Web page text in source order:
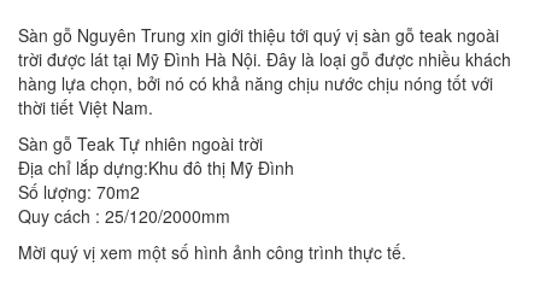
Sàn gỗ Nguyên Trung xin giới thiệu tới quý vị sàn gỗ teak ngoài
trời được lát tại Mỹ Đình Hà Nội. Đây là loại gỗ được nhiều khách
hàng lựa chọn, bởi nó có khả năng chịu nước chịu nóng tốt với
thời tiết Việt Nam.
Sàn gỗ Teak Tự nhiên ngoài trời
Địa chỉ lắp dựng:Khu đô thị Mỹ Đình
Số lượng: 70m2
Quy cách : 25/120/2000mm
Mời quý vị xem một số hình ảnh công trình thực tế.